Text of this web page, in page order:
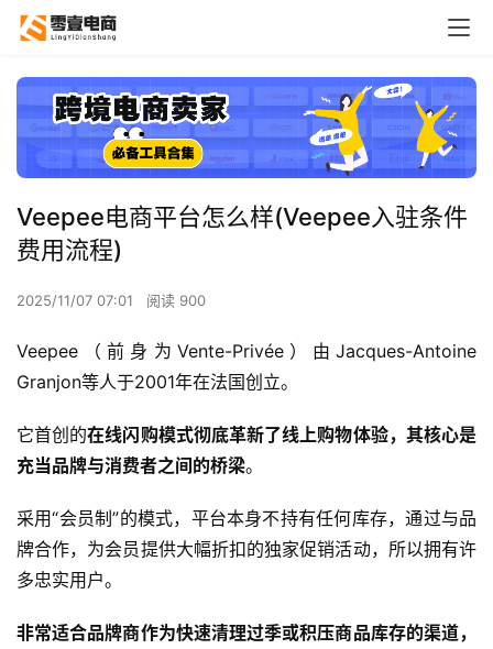
Veepee电商平台怎么样(Veepee入驻条件
费用流程)
2025/11/07 07:01 阅读 900
Veepee（前身为Vente-Privée）由Jacques-Antoine
Granjon等人于2001年在法国创立。
它首创的在线闪购模式彻底革新了线上购物体验，其核心是
充当品牌与消费者之间的桥梁。
采用“会员制”的模式，平台本身不持有任何库存，通过与品
牌合作，为会员提供大幅折扣的独家促销活动，所以拥有许
多忠实用户。
非常适合品牌商作为快速清理过季或积压商品库存的渠道，